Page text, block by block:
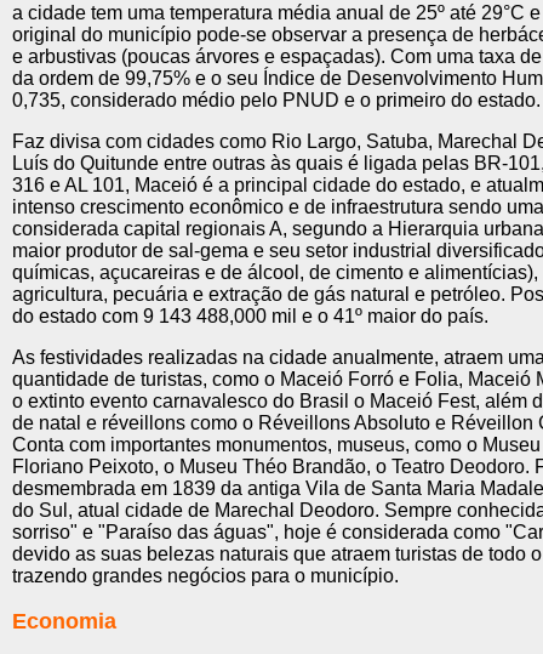
a cidade tem uma temperatura média anual de 25º até 29°C
original do município pode-se observar a presença de
e arbustivas (poucas árvores e espaçadas). Com uma taxa
da ordem de 99,75% e o seu Índice de Desenvolvimento
0,735, considerado médio pelo PNUD e o primeiro do estado.
Faz divisa com cidades como Rio Largo, Satuba, Marechal
Luís do Quitunde entre outras às quais é ligada pelas BR-
316 e AL 101, Maceió é a principal cidade do estado, e
intenso crescimento econômico e de infraestrutura sendo
considerada capital regionais A, segundo a Hierarquia
maior produtor de sal-gema e seu setor industrial
químicas, açucareiras e de álcool, de cimento e alimentícias),
agricultura, pecuária e extração de gás natural e petróleo.
do estado com 9 143 488,000 mil e o 41º maior do país.
As festividades realizadas na cidade anualmente, atraem
quantidade de turistas, como o Maceió Forró e Folia, Maceió
o extinto evento carnavalesco do Brasil o Maceió Fest, além
de natal e réveillons como o Réveillons Absoluto e Réveillon
Conta com importantes monumentos, museus, como o
Floriano Peixoto, o Museu Théo Brandão, o Teatro Deodoro.
desmembrada em 1839 da antiga Vila de Santa Maria
do Sul, atual cidade de Marechal Deodoro. Sempre
sorriso" e "Paraíso das águas", hoje é considerada como
devido as suas belezas naturais que atraem turistas de todo
trazendo grandes negócios para o município.
Economia